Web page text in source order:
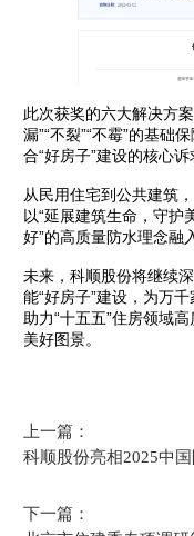
此次获奖的六大解决方
漏”“不裂”“不霉”的基础
合“好房子”建设的核心诉
从民用住宅到公共建筑
以“延展建筑生命，守护
好”的高质量防水理念融
未来，科顺股份将继续
能“好房子”建设，为万
助力“十五五”住房领域
美好图景。
上一篇：
科顺股份亮相2025中
下一篇：